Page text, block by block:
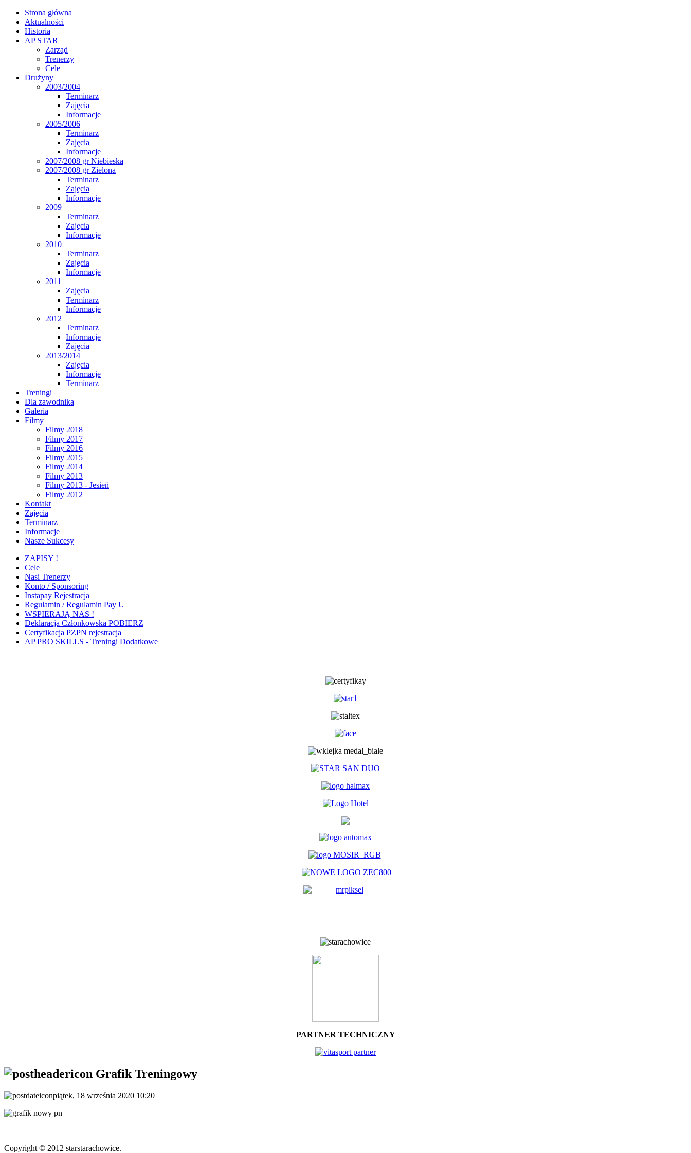
Strona główna
Aktualności
Historia
AP STAR
Zarząd
Trenerzy
Cele
Drużyny
2003/2004
Terminarz
Zajęcia
Informacje
2005/2006
Terminarz
Zajęcia
Informacje
2007/2008 gr Niebieska
2007/2008 gr Zielona
Terminarz
Zajęcia
Informacje
2009
Terminarz
Zajęcia
Informacje
2010
Terminarz
Zajęcia
Informacje
2011
Zajęcia
Terminarz
Informacje
2012
Terminarz
Informacje
Zajęcia
2013/2014
Zajęcia
Informacje
Terminarz
Treningi
Dla zawodnika
Galeria
Filmy
Filmy 2018
Filmy 2017
Filmy 2016
Filmy 2015
Filmy 2014
Filmy 2013
Filmy 2013 - Jesień
Filmy 2012
Kontakt
Zajęcia
Terminarz
Informacje
Nasze Sukcesy
ZAPISY !
Cele
Nasi Trenerzy
Konto / Sponsoring
Instapay Rejestracja
Regulamin / Regulamin Pay U
WSPIERAJĄ NAS !
Deklaracja Członkowska POBIERZ
Certyfikacja PZPN rejestracja
AP PRO SKILLS - Treningi Dodatkowe
PARTNER TECHNICZNY
Grafik Treningowy
piątek, 18 września 2020 10:20
Copyright © 2012 starstarachowice.